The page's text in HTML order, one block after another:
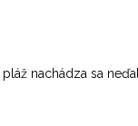
nachádza sa